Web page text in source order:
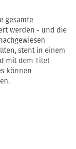
gesamte
werden - und die
steht in einem
mit dem Titel
können